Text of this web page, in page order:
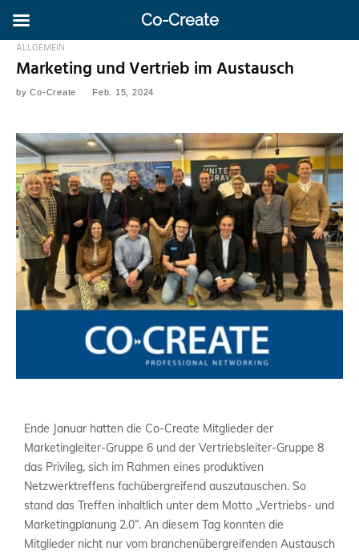
ALLGEMEIN
Marketing und Vertrieb im Austausch
byCo-Create Feb. 15, 2024
Ende Januar hatten die Co-Create Mitglieder der
Marketingleiter-Gruppe 6 und der Vertriebsleiter-Gruppe 8
das Privileg, sich im Rahmen eines produktiven
Netzwerktreffens fachübergreifend auszutauschen. So
stand das Treffen inhaltlich unter dem Motto „Vertriebs- und
Marketingplanung 2.0“. An diesem Tag konnten die
Mitglieder nicht nur vom branchenübergreifenden Austausch
Co-Create